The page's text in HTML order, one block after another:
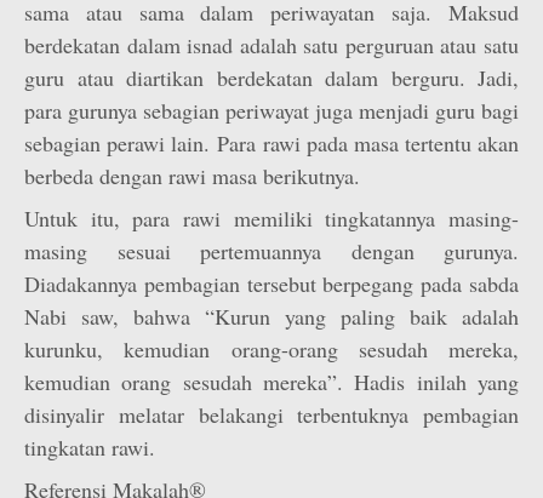
sama atau sama dalam periwayatan saja. Maksud
berdekatan dalam isnad adalah satu perguruan atau satu
guru atau diartikan berdekatan dalam berguru. Jadi,
para gurunya sebagian periwayat juga menjadi guru bagi
sebagian perawi lain. Para rawi pada masa tertentu akan
berbeda dengan rawi masa berikutnya.
Untuk itu, para rawi memiliki tingkatannya masing-
masing sesuai pertemuannya dengan gurunya.
Diadakannya pembagian tersebut berpegang pada sabda
Nabi saw, bahwa “Kurun yang paling baik adalah
kurunku, kemudian orang-orang sesudah mereka,
kemudian orang sesudah mereka”. Hadis inilah yang
disinyalir melatar belakangi terbentuknya pembagian
tingkatan rawi.
Referensi Makalah®